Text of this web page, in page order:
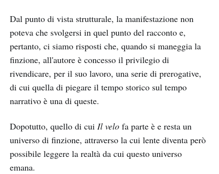
Dal punto di vista strutturale, la manifestazione non
poteva che svolgersi in quel punto del racconto e,
pertanto, ci siamo risposti che, quando si maneggia la
finzione, all'autore è concesso il privilegio di
rivendicare, per il suo lavoro, una serie di prerogative,
di cui quella di piegare il tempo storico sul tempo
narrativo è una di queste.
Dopotutto, quello di cui Il velo fa parte è e resta un
universo di finzione, attraverso la cui lente diventa però
possibile leggere la realtà da cui questo universo
emana.